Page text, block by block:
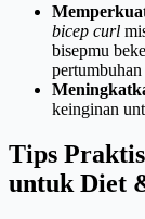
bicep curl
bisepmu
pertumbuhan
keinginan
Tips
untuk Diet